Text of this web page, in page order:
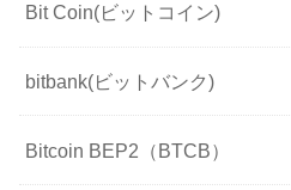
Bit Coin(ビットコイン)
bitbank(ビットバンク)
Bitcoin BEP2（BTCB）